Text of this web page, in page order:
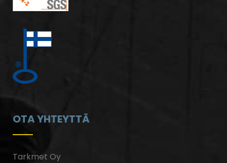
OTA YHTEYTTÄ
Tarkmet Oy